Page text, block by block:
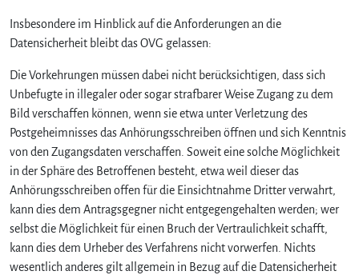
Insbesondere im Hinblick auf die Anforderungen an die
Datensicherheit bleibt das OVG gelassen:
Die Vorkehrungen müssen dabei nicht berücksichtigen, dass sich
Unbefugte in illegaler oder sogar strafbarer Weise Zugang zu dem
Bild verschaffen können, wenn sie etwa unter Verletzung des
Postgeheimnisses das Anhörungsschreiben öffnen und sich Kenntnis
von den Zugangsdaten verschaffen. Soweit eine solche Möglichkeit
in der Sphäre des Betroffenen besteht, etwa weil dieser das
Anhörungsschreiben offen für die Einsichtnahme Dritter verwahrt,
kann dies dem Antragsgegner nicht entgegengehalten werden; wer
selbst die Möglichkeit für einen Bruch der Vertraulichkeit schafft,
kann dies dem Urheber des Verfahrens nicht vorwerfen. Nichts
wesentlich anderes gilt allgemein in Bezug auf die Datensicherheit